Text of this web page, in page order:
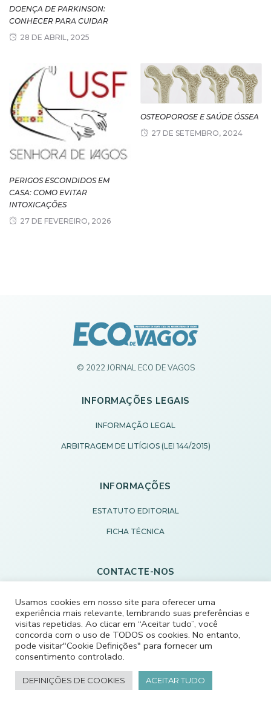
DOENÇA DE PARKINSON:
CONHECER PARA CUIDAR
28 DE ABRIL, 2025
PERIGOS ESCONDIDOS EM
CASA: COMO EVITAR
INTOXICAÇÕES
27 DE FEVEREIRO, 2026
OSTEOPOROSE E SAÚDE ÓSSEA
27 DE SETEMBRO, 2024
© 2022 JORNAL ECO DE VAGOS
INFORMAÇÕES LEGAIS
INFORMAÇÃO LEGAL
ARBITRAGEM DE LITÍGIOS (LEI 144/2015)
INFORMAÇÕES
ESTATUTO EDITORIAL
FICHA TÉCNICA
CONTACTE-NOS
3840-453 Vagos, Portugal
+351 234 799 180
Chamada para rede fixa nacional
Usamos cookies em nosso site para oferecer uma
experiência mais relevante, lembrando suas preferências e
visitas repetidas. Ao clicar em “Aceitar tudo”, você
concorda com o uso de TODOS os cookies. No entanto,
pode visitar"Cookie Definições" para fornecer um
consentimento controlado.
DEFINIÇÕES DE COOKIES ACEITAR TUDO